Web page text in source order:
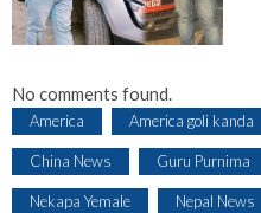
No comments found.
America America goli kanda
China News Guru Purnima
Nekapa Yemale Nepal News